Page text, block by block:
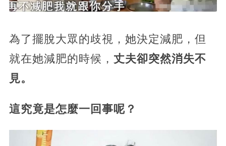
為了擺脫大眾的歧視，她決定減肥，但
就在她減肥的時候， 丈夫卻突然消失不
見。
這究竟是怎麼一回事呢？